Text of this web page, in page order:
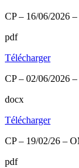
CP – 16/06/2026
pdf
Télécharger
CP – 02/06/2026
docx
Télécharger
CP – 19/02/26 –
pdf